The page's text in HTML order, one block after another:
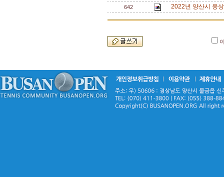
642 2022년 양산시 웅